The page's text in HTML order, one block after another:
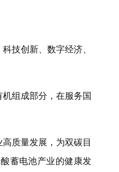
技创新、数字经济、
组成部分，在服务国
质量发展，为双碳目
蓄电池产业的健康发